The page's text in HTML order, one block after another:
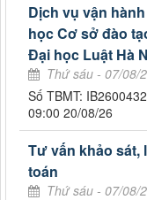
Dịch vụ vận
học Cơ sở đào
Đại học Luật Hà
Thứ sáu - 07/08/
Số TBMT:
09:00 20/08/26
Tư vấn khảo sát,
toán
Thứ sáu - 07/08/